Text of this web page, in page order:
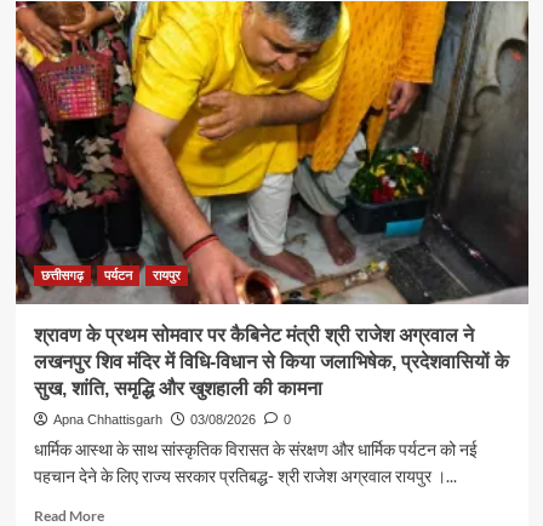
पर्यटन
एवं
संस्कृति
मंत्री
श्री
राजेश
अग्रवाल
ने
जनदर्शन
सुनीं
आमजन
की
छत्तीसगढ़ पर्यटन रायपुर
श्रावण के प्रथम सोमवार पर कैबिनेट मंत्री श्री राजेश अग्रवाल ने
लखनपुर शिव मंदिर में विधि-विधान से किया जलाभिषेक, प्रदेशवासियों के
सुख, शांति, समृद्धि और खुशहाली की कामना
Apna Chhattisgarh 03/08/2026 0
धार्मिक आस्था के साथ सांस्कृतिक विरासत के संरक्षण और धार्मिक पर्यटन को नई
पहचान देने के लिए राज्य सरकार प्रतिबद्ध- श्री राजेश अग्रवाल रायपुर ।...
Read MoreRead